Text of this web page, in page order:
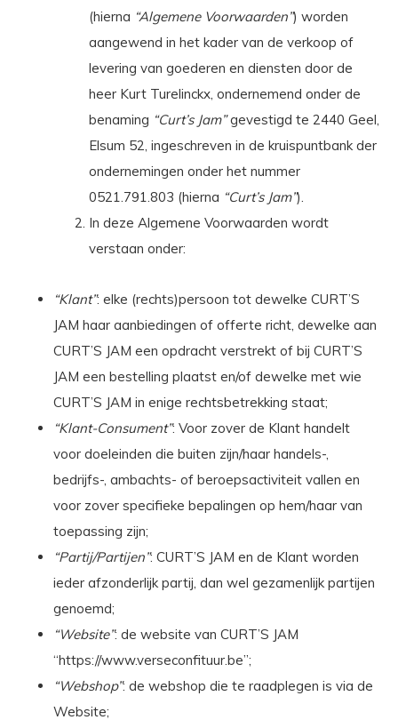
(hierna “Algemene Voorwaarden”) worden
aangewend in het kader van de verkoop of
levering van goederen en diensten door de
heer Kurt Turelinckx, ondernemend onder de
benaming “Curt’s Jam”gevestigd te 2440 Geel,
Elsum 52, ingeschreven in de kruispuntbank der
ondernemingen onder het nummer
0521.791.803 (hierna “Curt’s Jam”).
In deze Algemene Voorwaarden wordt
verstaan onder:
“Klant”: elke (rechts)persoon tot dewelke CURT’S
JAM haar aanbiedingen of offerte richt, dewelke aan
CURT’S JAM een opdracht verstrekt of bij CURT’S
JAM een bestelling plaatst en/of dewelke met wie
CURT’S JAM in enige rechtsbetrekking staat;
“Klant-Consument”: Voor zover de Klant handelt
voor doeleinden die buiten zijn/haar handels-,
bedrijfs-, ambachts- of beroepsactiviteit vallen en
voor zover specifieke bepalingen op hem/haar van
toepassing zijn;
“Partij/Partijen”: CURT’S JAM en de Klant worden
ieder afzonderlijk partij, dan wel gezamenlijk partijen
genoemd;
“Website”: de website van CURT’S JAM
“https://www.verseconfituur.be”;
“Webshop”: de webshop die te raadplegen is via de
Website;